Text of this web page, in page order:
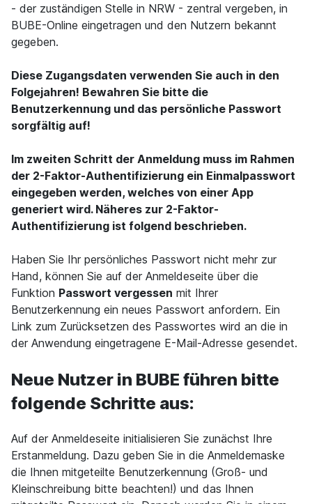
- der zuständigen Stelle in NRW - zentral vergeben, in
BUBE-Online eingetragen und den Nutzern bekannt
gegeben.
Diese Zugangsdaten verwenden Sie auch in den
Folgejahren! Bewahren Sie bitte die
Benutzerkennung und das persönliche Passwort
sorgfältig auf!
Im zweiten Schritt der Anmeldung muss im Rahmen
der 2-Faktor-Authentifizierung ein Einmalpasswort
eingegeben werden, welches von einer App
generiert wird. Näheres zur 2-Faktor-
Authentifizierung ist folgend beschrieben.
Haben Sie Ihr persönliches Passwort nicht mehr zur
Hand, können Sie auf der Anmeldeseite über die
Funktion Passwort vergessen mit Ihrer
Benutzerkennung ein neues Passwort anfordern. Ein
Link zum Zurücksetzen des Passwortes wird an die in
der Anwendung eingetragene E-Mail-Adresse gesendet.
Neue Nutzer in BUBE führen bitte
folgende Schritte aus:
Auf der Anmeldeseite initialisieren Sie zunächst Ihre
Erstanmeldung. Dazu geben Sie in die Anmeldemaske
die Ihnen mitgeteilte Benutzerkennung (Groß- und
Kleinschreibung bitte beachten!) und das Ihnen